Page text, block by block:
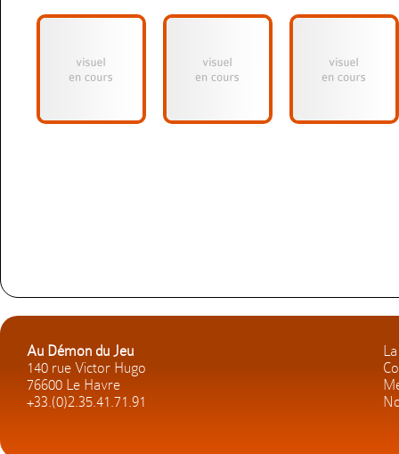
Au Démon du Jeu
140 rue Victor Hugo
76600 Le Havre
+33.(0)2.35.41.71.91